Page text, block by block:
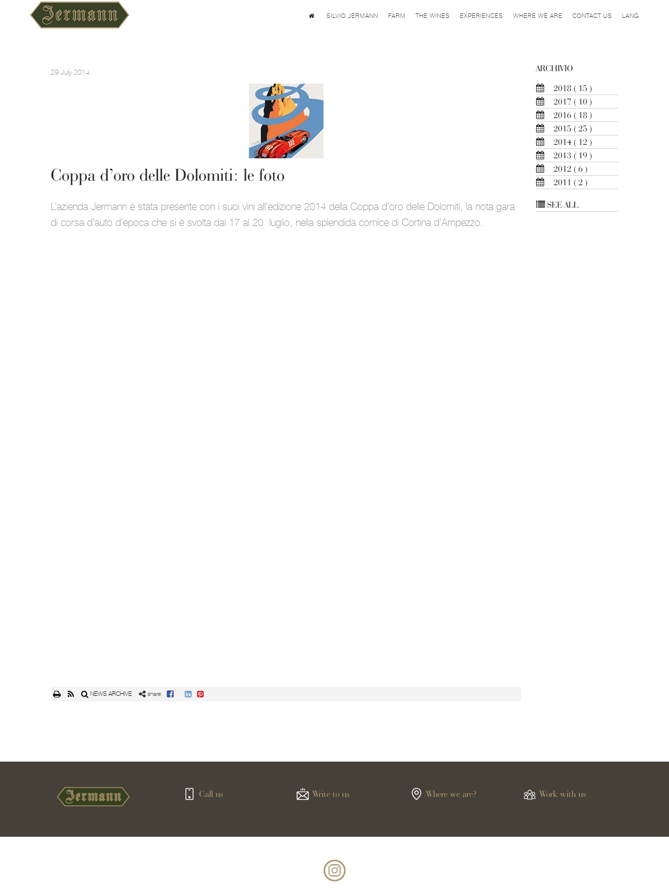
SILVIO JERMANN FARM THE WINES EXPERIENCES WHERE WE ARE CONTACT US LANG
29 July 2014
Coppa d’oro delle Dolomiti: le foto
L’azienda Jermann è stata presente con i suoi vini all’edizione 2014 della Coppa d’oro delle Dolomiti, la nota gara
di corsa d’auto d’epoca che si è svolta dal 17 al 20 luglio, nella splendida cornice di Cortina d’Ampezzo.
NEWS ARCHIVE share:
ARCHIVIO
2018 ( 15 )
2017 ( 10 )
2016 ( 18 )
2015 ( 25 )
2014 ( 12 )
2013 ( 19 )
2012 ( 6 )
2011 ( 2 )
SEE ALL
Call us Write to us Where we are? Work with us